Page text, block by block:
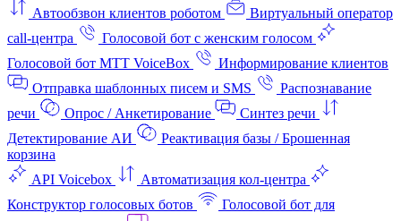
Автообзвон клиентов роботом
Виртуальный оператор
call-центра
Голосовой бот с женским голосом
Голосовой бот МТТ VoiceBox
Информирование клиентов
Отправка шаблонных писем и SMS
Распознавание
речи
Опрос / Анкетирование
Синтез речи
Детектирование АИ
Реактивация базы / Брошенная
корзина
API Voicebox
Автоматизация кол‑центра
Конструктор голосовых ботов
Голосовой бот для